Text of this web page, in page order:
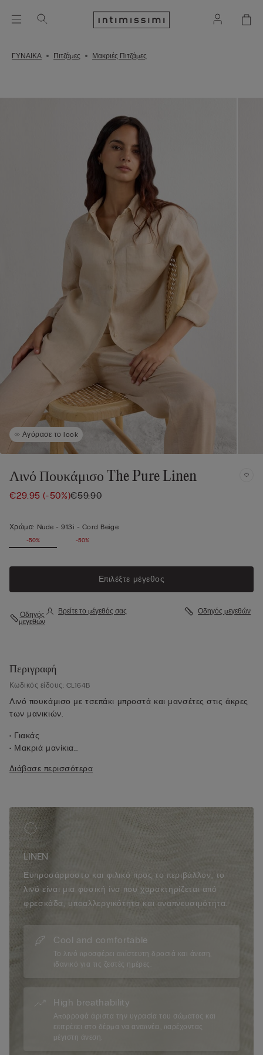
ΓΥΝΑΙΚΑ Πιτζάμες Μακριές Πιτζάμες
Αγόρασε το look
Λινό Πουκάμισο The Pure Linen
€29.95(-50%)€59.90
Χρώμα: Nude -913i - Cord Beige
-50% -50%
Επιλέξτε μέγεθος
Οδηγός
μεγεθών
Βρείτε το μέγεθός σας Οδηγός μεγεθών
Περιγραφή
Κωδικός είδους: CL164B
Λινό πουκάμισο με τσεπάκι μπροστά και μανσέτες στις άκρες
των μανικιών.
• Γιακάς
• Μακριά μανίκια
• Ωμίτης και πιέτα στην πλάτη
• Το μοντέλο έχει ύψος 175 εκ. και φοράει μέγεθος S
Διάβασε περισσότερα
LINEN
Ευπροσάρμοστο και φιλικό προς το περιβάλλον, το
λινό είναι μια φυσική ίνα που χαρακτηρίζεται από
φρεσκάδα, υποαλλεργικότητα και αναπνευσιμότητα.
Cool and comfortable
Το λινό προσφέρει απίστευτη δροσιά και άνεση,
ιδανικό για τις ζεστές ημέρες.
High breathability
Απορροφά άριστα την υγρασία του σώματος και
επιτρέπει στο δέρμα να αναπνέει, παρέχοντας
μέγιστη άνεση.